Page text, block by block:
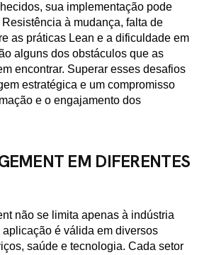
sua implementação pode
à mudança, falta de
as práticas Lean e a dificuldade em
alguns dos obstáculos que as
encontrar. Superar esses desafios
estratégica e um compromisso
e o engajamento dos
EM DIFERENTES
não se limita apenas à indústria
aplicação é válida em diversos
saúde e tecnologia. Cada setor